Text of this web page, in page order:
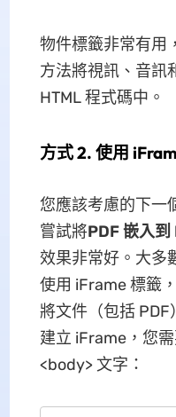
物件標籤非常有用
方法將視訊、音訊
HTML 程式碼中。
方式 2. 使用
您應該考慮的下一
嘗試將PDF 嵌入到
效果非常好。大多
使用 iFrame 標籤
將文件（包括
建立 iFrame，您
<body> 文字：